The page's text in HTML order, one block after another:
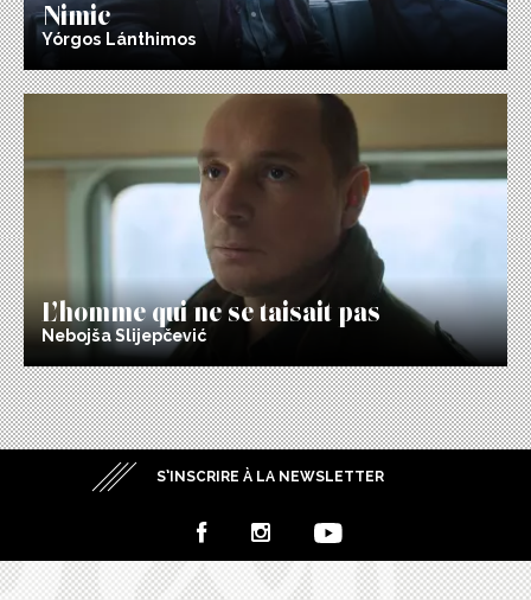
Nimic
Yórgos Lánthimos
L’homme qui ne se taisait pas
Nebojša Slijepčević
S’INSCRIRE À LA NEWSLETTER